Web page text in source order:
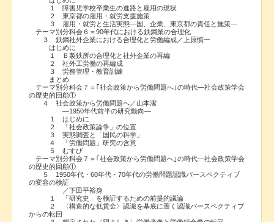
１ 障害児学校卒業生の進路と雇用の現状
２ 東京都の雇用・就労支援施策
３ 雇用・就労と生活実態―国、企業、東京都の責任と施策―
テーマ別分科会６＝90年代における鉄鋼業の合理化
３ 鉄鋼社外企業における合理化と労働編成／上原慎一
はじめに
１ Ｂ製鉄所の合理化と社外企業の再編
２ 社外工労働の再編成
３ 労務管理・教育訓練
まとめ
テーマ別分科会７＝｢社会政策から労働問題へ｣の時代―社会政策学会
の歴史的回顧①
４ 社会政策から労働問題へ／山本潔
―1950年代前半の研究動向―
１ はじめに
２ 「社会政策論争」の位置
３ 実態調査と「国民の科学」
４ 「労働問題」研究の含意
５ むすび
テーマ別分科会７＝｢社会政策から労働問題へ｣の時代―社会政策学会
の歴史的回顧①
５ 1950年代・60年代・70年代の労働問題認識パースペクティブ
の変容の検証
／下田平裕身
１ 「研究史」を検証するための前提的議論
２ 〈構造的な低賃金〉認識を基底に置く認識パースペクティブ
からの転回